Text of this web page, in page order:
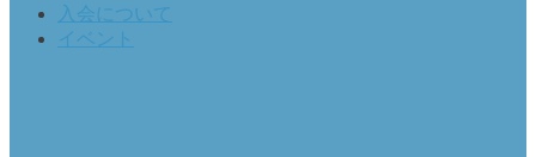
入会について
イベント